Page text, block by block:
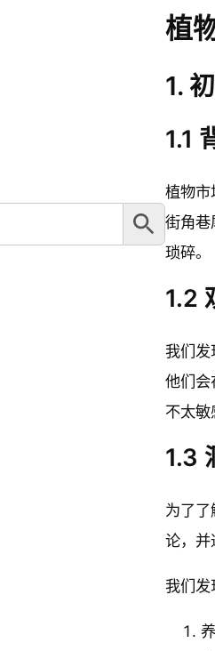
搜索按钮
植
1.
1.1
植物市
街角巷
琐碎。
1.2
我们发
他们会
不太敏
1.3
为了
论，并
我们发